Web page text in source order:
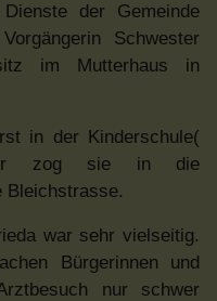
der Gemeinde
Schwester
im Mutterhaus in
in der Kinderschule(
zog sie in die
Bleichstrasse.
war sehr vielseitig.
Bürgerinnen und
nur schwer